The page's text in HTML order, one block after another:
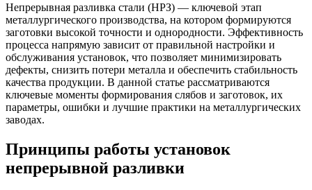
Непрерывная разливка стали (НРЗ) — ключевой этап
металлургического производства, на котором формируются
заготовки высокой точности и однородности. Эффективность
процесса напрямую зависит от правильной настройки и
обслуживания установок, что позволяет минимизировать
дефекты, снизить потери металла и обеспечить стабильность
качества продукции. В данной статье рассматриваются
ключевые моменты формирования слябов и заготовок, их
параметры, ошибки и лучшие практики на металлургических
заводах.
Принципы работы установок
непрерывной разливки